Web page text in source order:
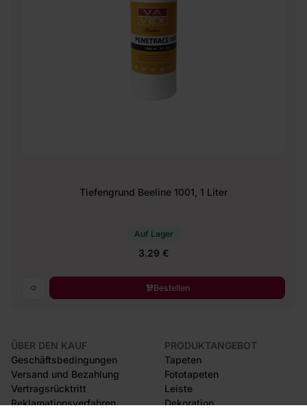
Tiefengrund Beeline 1001, 1 Liter
Auf Lager
3.29 €
Bestellen
ÜBER DEN KAUF
Geschäftsbedingungen
Versand und Bezahlung
Vertragsrücktritt
Reklamationsverfahren
PRODUKTANGEBOT
Tapeten
Fototapeten
Leiste
Dekoration